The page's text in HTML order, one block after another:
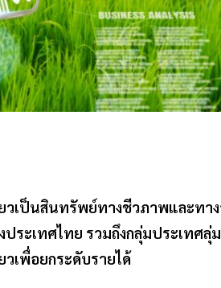
วเป็นสินทรัพย์ทางชีวภาพและทา
ประเทศไทย รวมถึงกลุ่มประเทศ
วเพื่อยกระดับรายได้